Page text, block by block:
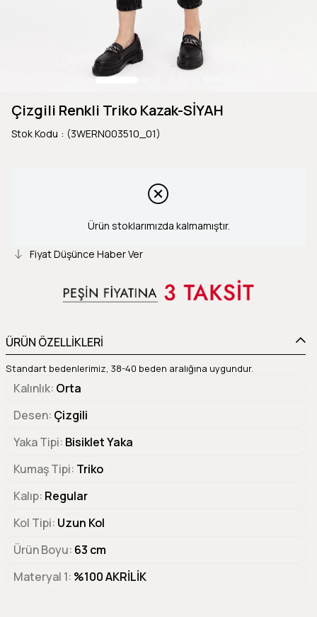
Çizgili Renkli Triko Kazak-SİYAH
Stok Kodu (3WERN003510_01)
Ürün stoklarımızda kalmamıştır.
Fiyat Düşünce Haber Ver
ÜRÜN ÖZELLİKLERİ
Standart bedenlerimiz, 38-40 beden aralığına uygundur.
Kalınlık Orta
Desen Çizgili
Yaka Tipi Bisiklet Yaka
Kumaş Tipi Triko
Kalıp Regular
Kol Tipi Uzun Kol
Ürün Boyu 63 cm
Materyal 1 %100 AKRİLİK